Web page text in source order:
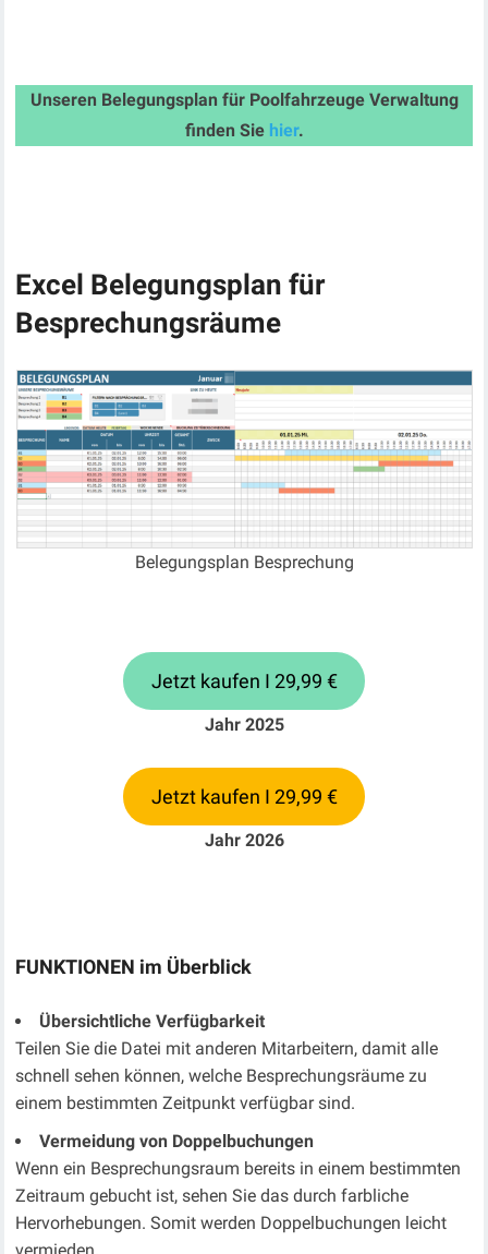
Unseren Belegungsplan für Poolfahrzeuge Verwaltung
finden Sie hier.
Excel Belegungsplan für
Besprechungsräume
Belegungsplan Besprechung
Jetzt kaufen I 29,99 €
Jahr 2025
Jetzt kaufen I 29,99 €
Jahr 2026
FUNKTIONEN im Überblick
Übersichtliche Verfügbarkeit
Teilen Sie die Datei mit anderen Mitarbeitern, damit alle
schnell sehen können, welche Besprechungsräume zu
einem bestimmten Zeitpunkt verfügbar sind.
Vermeidung von Doppelbuchungen
Wenn ein Besprechungsraum bereits in einem bestimmten
Zeitraum gebucht ist, sehen Sie das durch farbliche
Hervorhebungen. Somit werden Doppelbuchungen leicht